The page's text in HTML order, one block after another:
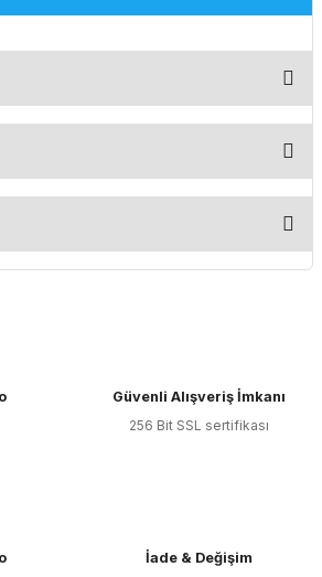
bozuk veya görüntülenemiyor.
eksik bilgiler bulunuyor.
bulunuyor.
Güvenli Alışveriş İmkanı
256 Bit SSL sertifikası
İade & Değişim